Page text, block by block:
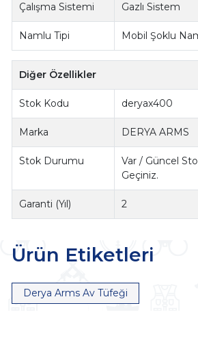
Çalışma Sistemi Gazlı Sistem
Namlu Tipi Mobil Şoklu
Diğer Özellikler
Stok Kodu deryax400
Marka DERYA ARMS
Stok Durumu
Var / Güncel
Geçiniz.
Garanti (Yıl) 2
Ürün Etiketleri
Derya Arms Av Tüfeği